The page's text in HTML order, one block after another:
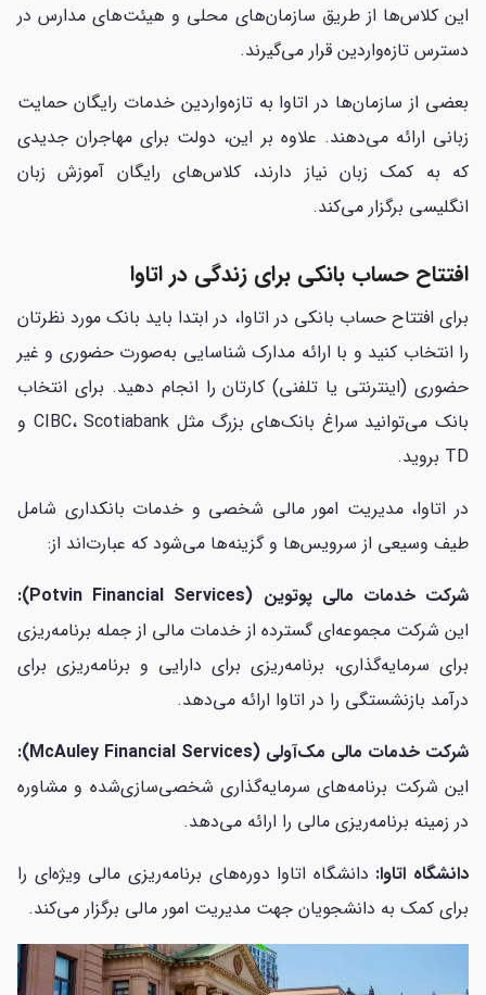
این کلاس‌ها از طریق سازمان‌های محلی و هیئت‌های مدارس در
دسترس تازه‌واردین قرار می‌گیرند.
بعضی از سازمان‌ها در اتاوا به تازه‌واردین خدمات رایگان حمایت
زبانی ارائه می‌دهند. علاوه بر این، دولت برای مهاجران جدیدی
که به کمک زبان نیاز دارند، کلاس‌های رایگان آموزش زبان
انگلیسی برگزار می‌کند.
افتتاح حساب بانکی برای زندگی در اتاوا
برای افتتاح حساب بانکی در اتاوا، در ابتدا باید بانک مورد نظرتان
را انتخاب کنید و با ارائه مدارک شناسایی به‌صورت حضوری و غیر
حضوری (اینترنتی یا تلفنی) کارتان را انجام دهید. برای انتخاب
بانک می‌توانید سراغ بانک‌های بزرگ مثل CIBC، Scotiabank و
TD بروید.
در اتاوا، مدیریت امور مالی شخصی و خدمات بانکداری شامل
طیف وسیعی از سرویس‌ها و گزینه‌ها می‌شود که عبارت‌اند از:
شرکت خدمات مالی پوتوین (Potvin Financial Services):
این شرکت مجموعه‌ای گسترده از خدمات مالی از جمله برنامه‌ریزی
برای سرمایه‌گذاری، برنامه‌ریزی برای دارایی و برنامه‌ریزی برای
درآمد بازنشستگی را در اتاوا ارائه می‌دهد.
شرکت خدمات مالی مک‌آولی (McAuley Financial Services):
این شرکت برنامه‌های سرمایه‌گذاری شخصی‌سازی‌شده و مشاوره
در زمینه برنامه‌ریزی مالی را ارائه می‌دهد.
دانشگاه اتاوا: دانشگاه اتاوا دوره‌های برنامه‌ریزی مالی ویژه‌ای را
برای کمک به دانشجویان جهت مدیریت امور مالی برگزار می‌کند.